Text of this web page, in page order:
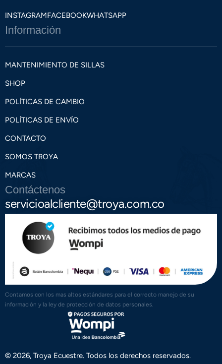
INSTAGRAMFACEBOOKWHATSAPP
Información
MANTENIMIENTO DE SILLAS
SHOP
POLÍTICAS DE CAMBIO
POLÍTICAS DE ENVÍO
CONTACTO
SOMOS TROYA
MARCAS
Contáctenos
servicioalcliente@troya.com.co
Contamos con los mas altos estándares para el correcto manejo de su
información y la ley de protección de datos personales.
© 2026, Troya Ecuestre. Todos los derechos reservados.